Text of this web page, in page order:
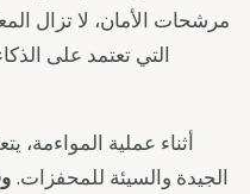
مرشحات الأمان، لا تزال
التي تعتمد على
أثناء عملية المواءمة،
الجيدة والسيئة للمحفزات.